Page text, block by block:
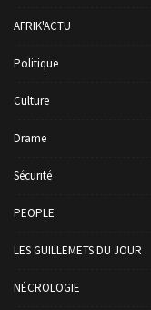
AFRIK'ACTU
Politique
Culture
Drame
Sécurité
PEOPLE
LES GUILLEMETS DU JOUR
NÉCROLOGIE